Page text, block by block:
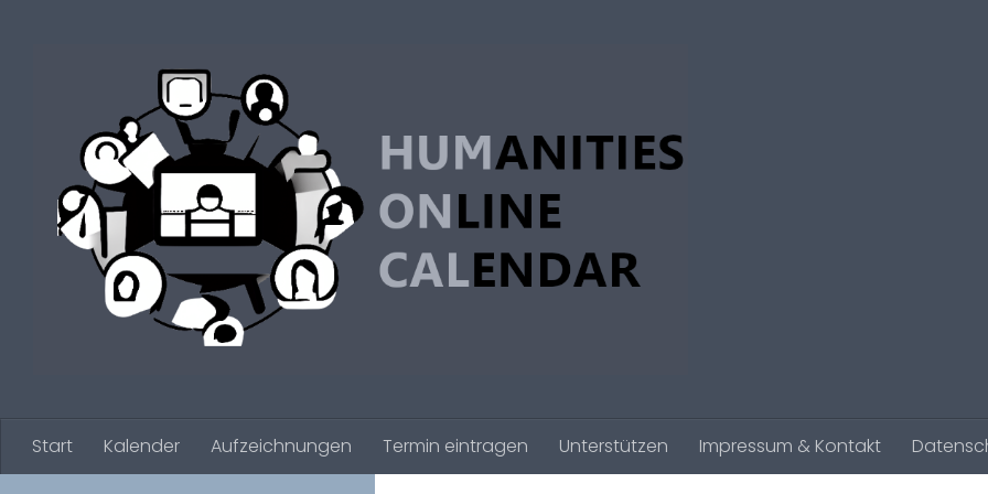
Start Kalender Aufzeichnungen Termin eintragen Unterstützen Impressum & Kontakt